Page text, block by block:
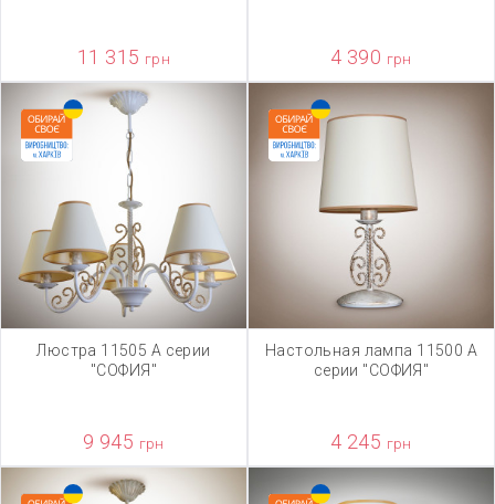
11 315 грн 4 390 грн
Люстра 11505 А серии
"СОФИЯ"
9 945 грн
Настольная лампа 11500 А
серии "СОФИЯ"
4 245 грн